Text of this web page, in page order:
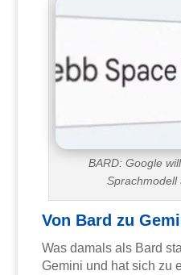
BARD: Google
Sprachmodell
Von Bard zu
Was damals als Bard
Gemini und hat sich zu